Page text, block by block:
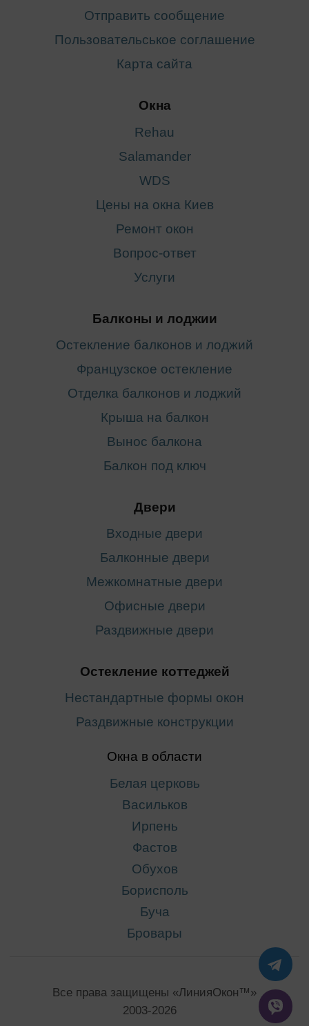
Отправить сообщение
Пользовательськое соглашение
Карта сайта
Окна
Rehau
Salamander
WDS
Цены на окна Киев
Ремонт окон
Вопрос-ответ
Услуги
Балконы и лоджии
Остекление балконов и лоджий
Французское остекление
Отделка балконов и лоджий
Крыша на балкон
Вынос балкона
Балкон под ключ
Двери
Входные двери
Балконные двери
Межкомнатные двери
Офисные двери
Раздвижные двери
Остекление коттеджей
Нестандартные формы окон
Раздвижные конструкции
Окна в области
Белая церковь
Васильков
Ирпень
Фастов
Обухов
Борисполь
Буча
Бровары
Все права защищены «ЛинияОкон™»
2003-2026